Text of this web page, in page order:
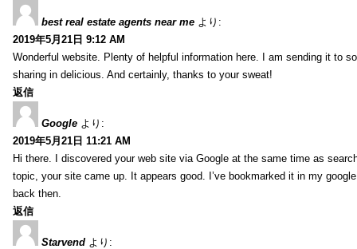
best real estate agents near me より:
2019年5月21日 9:12 AM
Wonderful website. Plenty of helpful information here. I am sending it to
sharing in delicious. And certainly, thanks to your sweat!
返信
Google より:
2019年5月21日 11:21 AM
Hi there. I discovered your web site via Google at the same time as
topic, your site came up. It appears good. I’ve bookmarked it in my
back then.
返信
Starvend より: